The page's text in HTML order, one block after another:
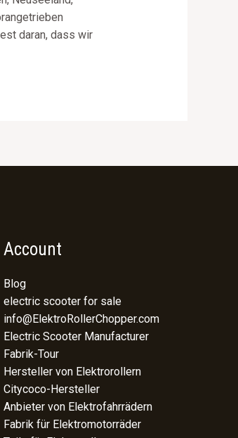
daran, dass wir
Account
Blog
electric scooter for sale
info@ElektroRollerChopper.com
Electric Scooter Manufacturer
Fabrik-Tour
Hersteller von Elektrorollern
Citycoco-Hersteller
Anbieter von Elektrofahrrädern
Fabrik für Elektromotorräder